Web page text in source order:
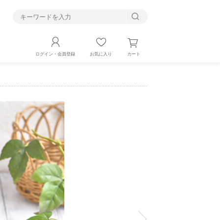
ログイン・会員登録 お気に入り カート